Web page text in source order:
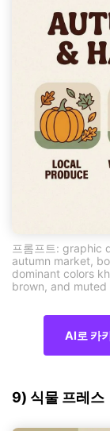
프롬프트: graphic
autumn market,
dominant colors
brown, and
AI로 카
9) 식물 프레스